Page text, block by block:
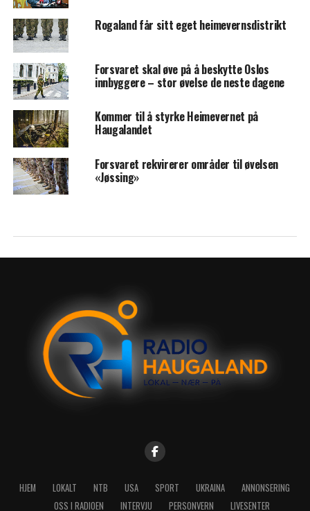
Rogaland får sitt eget heimevernsdistrikt
Forsvaret skal øve på å beskytte Oslos
innbyggere – stor øvelse de neste dagene
Kommer til å styrke Heimevernet på
Haugalandet
Forsvaret rekvirerer områder til øvelsen
«Jøssing»
HJEM LOKALT NTB USA SPORT UKRAINA
ANNONSERING
OSS I RADIOEN
INTERVJU PERSONVERN LIVESENTER